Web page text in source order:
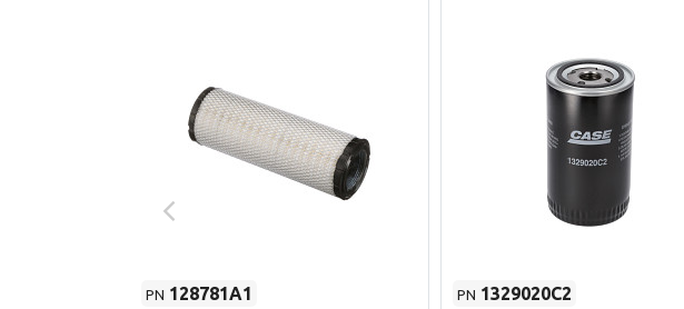
PN 128781A1
PN 1329020C2